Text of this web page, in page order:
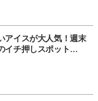
アイスが大人気！週末
イチ押しスポット…